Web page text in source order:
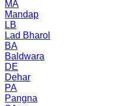
MA
Mandap
LB
Lad Bharol
BA
Baldwara
DE
Dehar
PA
Pangna